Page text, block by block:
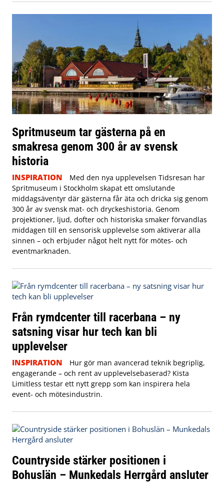
Spritmuseum tar gästerna på en
smakresa genom 300 år av svensk
historia
INSPIRATION
Med den nya upplevelsen Tidsresan har
Spritmuseum i Stockholm skapat ett omslutande
middagsäventyr där gästerna får äta och dricka sig genom
300 år av svensk mat- och dryckeshistoria. Genom
projektioner, ljud, dofter och historiska smaker förvandlas
middagen till en sensorisk upplevelse som aktiverar alla
sinnen – och erbjuder något helt nytt för mötes- och
eventmarknaden.
Från rymdcenter till racerbana – ny
satsning visar hur tech kan bli
upplevelser
INSPIRATION
Hur gör man avancerad teknik begriplig,
engagerande – och rent av upplevelsebaserad? Kista
Limitless testar ett nytt grepp som kan inspirera hela
event- och mötesindustrin.
Countryside stärker positionen i
Bohuslän – Munkedals Herrgård ansluter